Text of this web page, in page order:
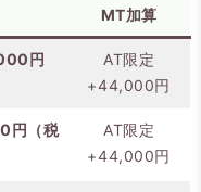
MT加算
円
AT限定
+44,000円
円（税
AT限定
+44,000円